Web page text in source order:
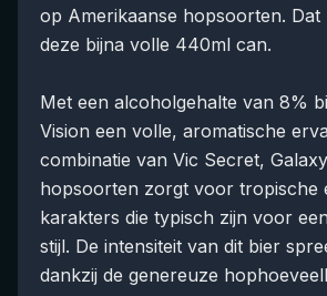
op Amerikaanse hopsoorten. Dat
deze bijna volle 440ml can.
Met een alcoholgehalte van 8%
Vision een volle, aromatische
combinatie van Vic Secret,
hopsoorten zorgt voor tropische
karakters die typisch zijn voor
stijl. De intensiteit van dit bier
dankzij de genereuze